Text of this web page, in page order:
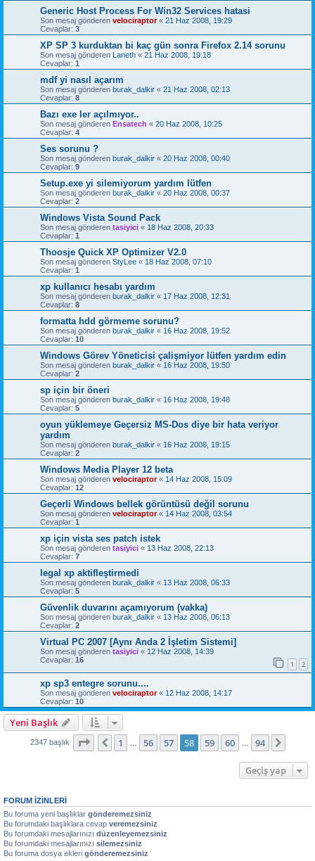
Generic Host Process For Win32 Services hatasi
Son mesaj gönderen velociraptor« 21 Haz 2008, 19:29
Cevaplar: 3
XP SP 3 kurduktan bi kaç gün sonra Firefox 2.14 sorunu
Son mesaj gönderen Laneth « 21 Haz 2008, 19:18
Cevaplar: 1
mdf yi nasıl açarım
Son mesaj gönderen burak_dalkir « 21 Haz 2008, 02:13
Cevaplar: 8
Bazı exe ler açılmıyor..
Son mesaj gönderen Ensatech « 20 Haz 2008, 10:25
Cevaplar: 4
Ses sorunu ?
Son mesaj gönderen burak_dalkir « 20 Haz 2008, 00:40
Cevaplar: 9
Setup.exe yi silemiyorum yardım lütfen
Son mesaj gönderen burak_dalkir « 20 Haz 2008, 00:37
Cevaplar: 2
Windows Vista Sound Pack
Son mesaj gönderen tasiyici « 18 Haz 2008, 20:33
Cevaplar: 1
Thoosje Quick XP Optimizer V2.0
Son mesaj gönderen StyLee « 18 Haz 2008, 07:10
Cevaplar: 1
xp kullanıcı hesabı yardım
Son mesaj gönderen burak_dalkir « 17 Haz 2008, 12:31
Cevaplar: 8
formatta hdd görmeme sorunu?
Son mesaj gönderen burak_dalkir « 16 Haz 2008, 19:52
Cevaplar: 10
Windows Görev Yöneticisi çalişmiyor lütfen yardım edin
Son mesaj gönderen burak_dalkir « 16 Haz 2008, 19:50
Cevaplar: 2
sp için bir öneri
Son mesaj gönderen burak_dalkir « 16 Haz 2008, 19:48
Cevaplar: 5
oyun yüklemeye Geçersiz MS-Dos diye bir hata veriyor
yardım
Son mesaj gönderen burak_dalkir « 16 Haz 2008, 19:15
Cevaplar: 2
Windows Media Player 12 beta
Son mesaj gönderen velociraptor« 14 Haz 2008, 15:09
Cevaplar: 12
Geçerli Windows bellek görüntüsü değil sorunu
Son mesaj gönderen velociraptor« 14 Haz 2008, 03:54
Cevaplar: 1
xp için vista ses patch istek
Son mesaj gönderen tasiyici « 13 Haz 2008, 22:13
Cevaplar: 7
legal xp aktifleştirmedi
Son mesaj gönderen burak_dalkir « 13 Haz 2008, 06:33
Cevaplar: 5
Güvenlik duvarını açamıyorum (vakka)
Son mesaj gönderen burak_dalkir « 13 Haz 2008, 06:13
Cevaplar: 2
Virtual PC 2007 [Aynı Anda 2 İşletim Sistemi]
Son mesaj gönderen tasiyici « 12 Haz 2008, 14:39
Cevaplar: 16 1 2
xp sp3 entegre sorunu....
Son mesaj gönderen velociraptor« 12 Haz 2008, 14:17
Cevaplar: 10
Yeni Başlık
2347 başlık 58 . sayfa (Toplam94 sayfa)
Önceki
1 56 57 58 59 60 94
Geçiş yap
FORUM IZINLERI
Bu foruma yeni başlıklar gönderemezsiniz
Bu forumdaki başlıklara cevap veremezsiniz
Bu forumdaki mesajlarınızı düzenleyemezsiniz
Bu forumdaki mesajlarınızı silemezsiniz
Bu foruma dosya ekleri gönderemezsiniz